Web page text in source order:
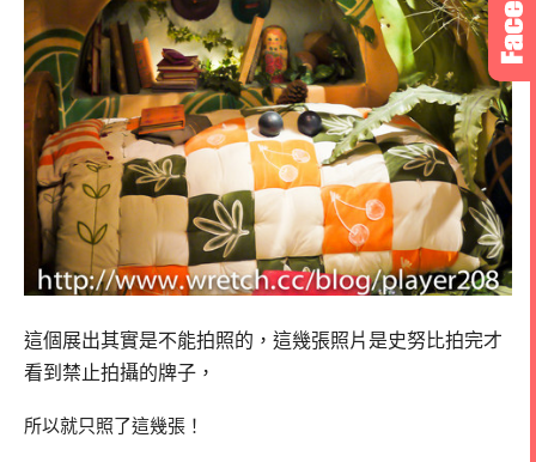
這個展出其實是不能拍照的，這幾張照片是史努比拍完才
看到禁止拍攝的牌子，
所以就只照了這幾張！